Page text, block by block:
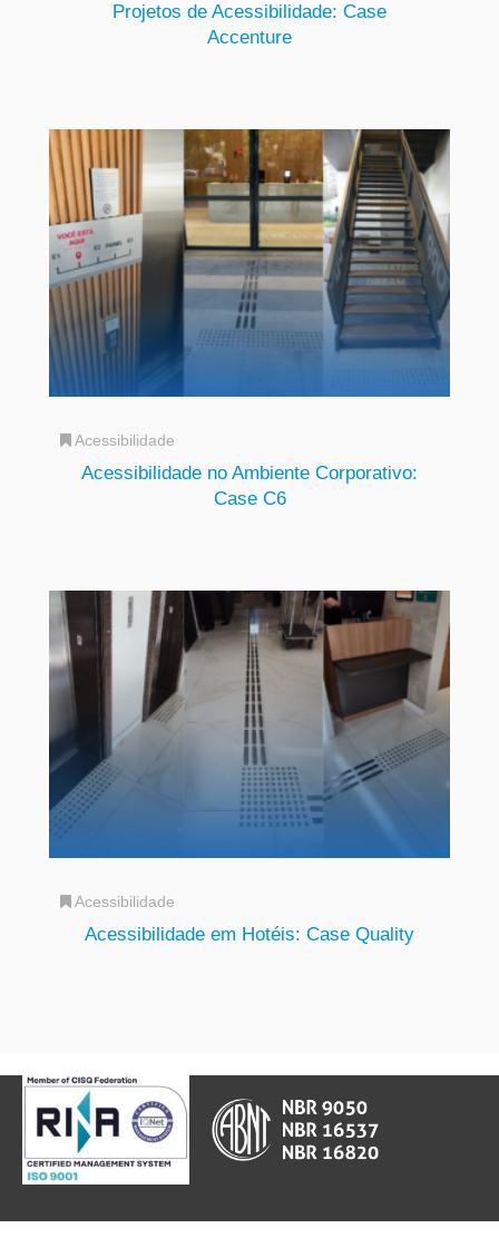
Projetos de Acessibilidade: Case
Accenture
Acessibilidade
Acessibilidade no Ambiente Corporativo:
Case C6
Acessibilidade
Acessibilidade em Hotéis: Case Quality